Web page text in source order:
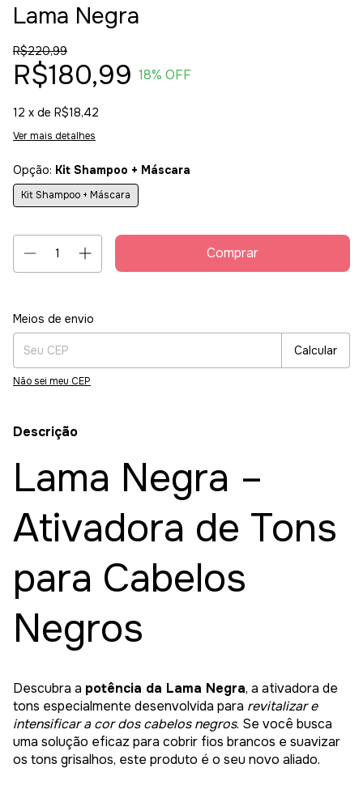
Lama Negra
R$220,99
R$180,99 18% OFF
12 x de R$18,42
Ver mais detalhes
Opção: Kit Shampoo + Máscara
Kit Shampoo + Máscara
Entregas para o CEP:
Meios de envio
Calcular
Não sei meu CEP
Descrição
Lama Negra –
Ativadora de Tons
para Cabelos
Negros
Descubra a potência da Lama Negra, a ativadora de
tons especialmente desenvolvida para revitalizar e
intensificar a cor dos cabelos negros. Se você busca
uma solução eficaz para cobrir fios brancos e suavizar
os tons grisalhos, este produto é o seu novo aliado.